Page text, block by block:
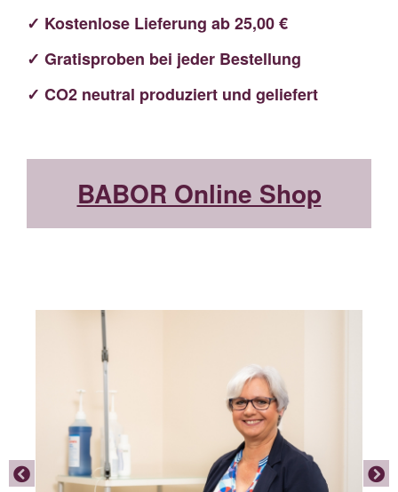
✓ Kostenlose Lieferung ab 25,00 €
✓ Gratisproben bei jeder Bestellung
✓ CO2 neutral produziert und geliefert
BABOR Online Shop